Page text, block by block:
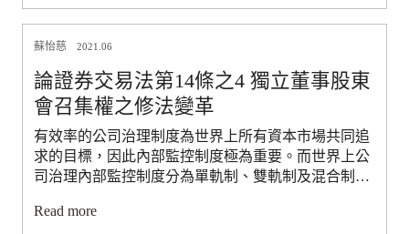
瑕疵時，定作人得否主張不完全給付債務不履行責
任，更會影響到當完成之工作有瑕疵時，定作人得否
主張同時履行抗辯拒絕給付報酬，因承攬人瑕疵擔保
責任若為獨立於債務不履行責任之外的另一單獨的法
定擔保責任，則承攬人完成工作即已履行其承攬契約
之義務，定作人即須給付報酬，完成之工作有瑕疵須
另依承攬人瑕疵擔保責任救濟。本文以承攬人瑕疵擔
保責任之責任性質定性為中心，分析承攬人有否完成
無瑕疵工作之義務，若肯定承攬人有完成無瑕疵工作
責任，則完成之工作有瑕疵時，即為債務不履行，定
蘇怡慈 2021.06
論證券交易法第14條之4 獨立董事股東
會召集權之修法變革
有效率的公司治理制度為世界上所有資本市場共同追
求的目標，因此內部監控制度極為重要。而世界上公
司治理內部監控制度分為單軌制、雙軌制及混合制，
相關，並無任一制度絕對優於其他制度。我國公司治
Read more